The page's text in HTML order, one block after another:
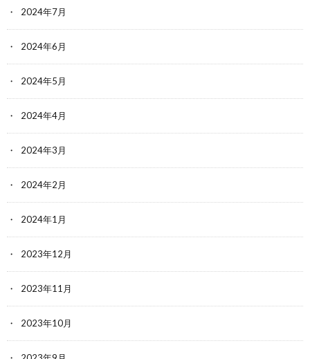
2024年7月
2024年6月
2024年5月
2024年4月
2024年3月
2024年2月
2024年1月
2023年12月
2023年11月
2023年10月